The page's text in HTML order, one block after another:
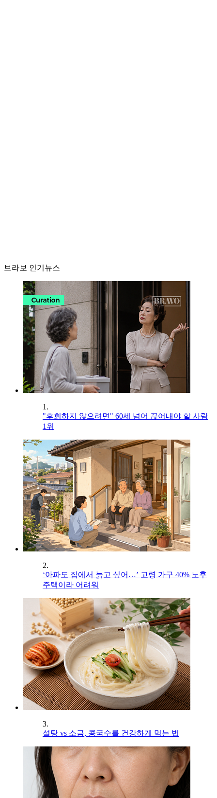
브라보 인기뉴스
1.
"후회하지 않으려면" 60세 넘어 끊어내야 할 사람
1위
2.
‘아파도 집에서 늙고 싶어…’ 고령 가구 40% 노후
주택이라 어려워
3.
설탕 vs 소금, 콩국수를 건강하게 먹는 법